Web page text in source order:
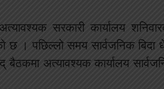
सरकारी कार्यालय
छ । पछिल्लो समय सार्वजनिक
बैठकमा अत्यावश्यक कार्यालय